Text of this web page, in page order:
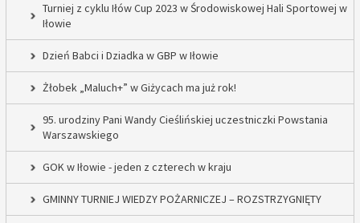
Turniej z cyklu Iłów Cup 2023 w Środowiskowej Hali Sportowej w
Iłowie
Dzień Babci i Dziadka w GBP w Iłowie
Żłobek „Maluch+” w Giżycach ma już rok!
95. urodziny Pani Wandy Cieślińskiej uczestniczki Powstania
Warszawskiego
GOK w Iłowie - jeden z czterech w kraju
GMINNY TURNIEJ WIEDZY POŻARNICZEJ – ROZSTRZYGNIĘTY